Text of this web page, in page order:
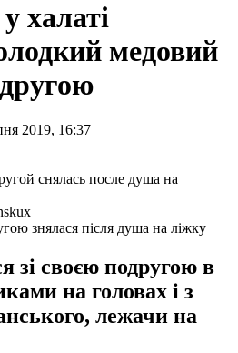
халаті
медовий
2019, 16:37
знялася після душа на ліжку
зі своєю подругою в
на головах і з
лежачи на